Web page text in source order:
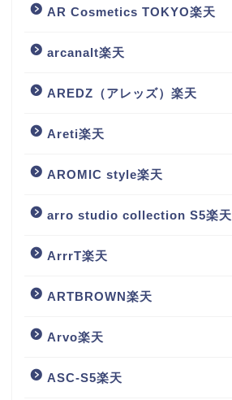
AR Cosmetics TOKYO楽天
arcanalt楽天
AREDZ（アレッズ）楽天
Areti楽天
AROMIC style楽天
arro studio collection S5楽天
ArrrT楽天
ARTBROWN楽天
Arvo楽天
ASC-S5楽天